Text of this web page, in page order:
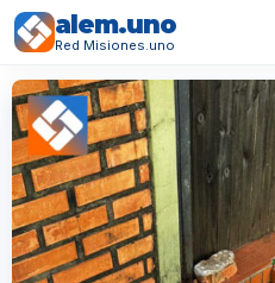
alem.uno
Red Misiones.uno